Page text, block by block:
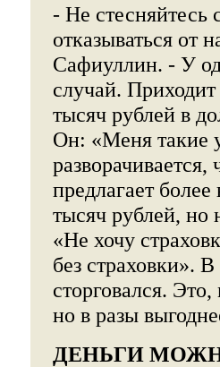
- Не стесняйтесь
отказываться от
Сафиуллин. - У
случай.
тысяч рублей в
Он: «Меня такие
предлагает
тысяч рублей, но
«Не хочу
без страховки».
сторговался.
но в разы
ДЕНЬГИ